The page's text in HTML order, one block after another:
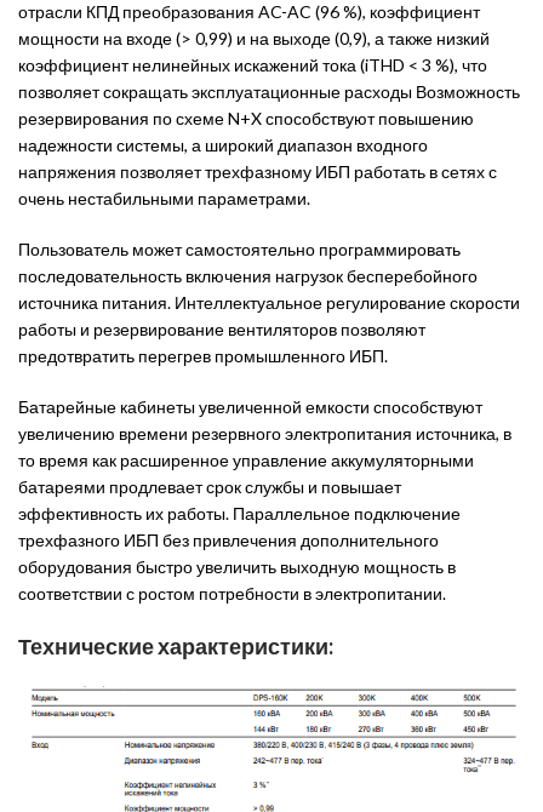
отрасли КПД преобразования AC-AC (96 %), коэффициент
мощности на входе (> 0,99) и на выходе (0,9), а также низкий
коэффициент нелинейных искажений тока (iTHD < 3 %), что
позволяет сокращать эксплуатационные расходы Возможность
резервирования по схеме N+X способствуют повышению
надежности системы, а широкий диапазон входного
напряжения позволяет трехфазному ИБП работать в сетях с
очень нестабильными параметрами.
Пользователь может самостоятельно программировать
последовательность включения нагрузок бесперебойного
источника питания. Интеллектуальное регулирование скорости
работы и резервирование вентиляторов позволяют
предотвратить перегрев промышленного ИБП.
Батарейные кабинеты увеличенной емкости способствуют
увеличению времени резервного электропитания источника, в
то время как расширенное управление аккумуляторными
батареями продлевает срок службы и повышает
эффективность их работы. Параллельное подключение
трехфазного ИБП без привлечения дополнительного
оборудования быстро увеличить выходную мощность в
соответствии с ростом потребности в электропитании.
Технические характеристики: